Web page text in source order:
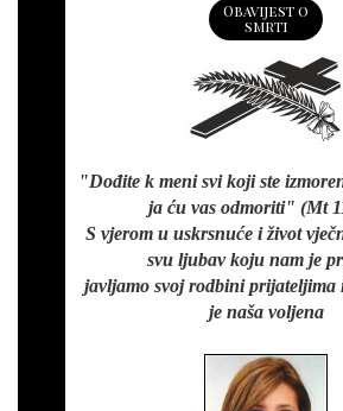
Obavijest o
smrti
"Dođite k meni svi koji ste
ja ću vas odmoriti" (Mt
S vjerom u uskrsnuće i život
svu ljubav koju nam je
javljamo svoj rodbini prijateljima
je naša voljena